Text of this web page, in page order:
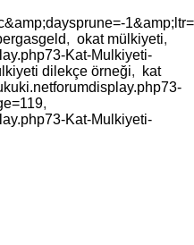
, okat mülkiyeti,
Kat-Mulkiyeti-
dilekçe örneği,
kat
,
Kat-Mulkiyeti-